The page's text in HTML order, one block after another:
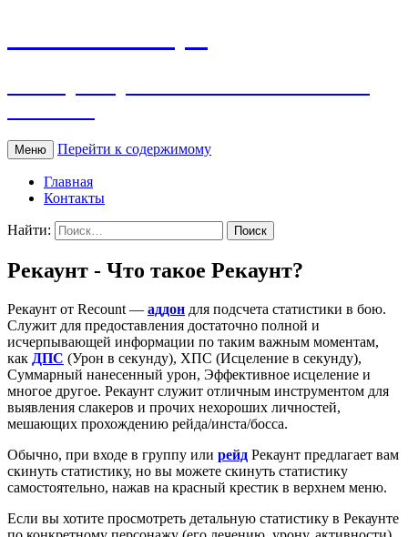
Меню Перейти к содержимому
Главная
Контакты
Найти:
Рекаунт - Что такое Рекаунт?
Рекаунт от Recount — аддон для подсчета статистики в бою.
Служит для предоставления достаточно полной и
исчерпывающей информации по таким важным моментам,
как ДПС (Урон в секунду), ХПС (Исцеление в секунду),
Суммарный нанесенный урон, Эффективное исцеление и
многое другое. Рекаунт служит отличным инструментом для
выявления слакеров и прочих нехороших личностей,
мешающих прохождению рейда/инста/босса.
Обычно, при входе в группу или рейд Рекаунт предлагает вам
скинуть статистику, но вы можете скинуть статистику
самостоятельно, нажав на красный крестик в верхнем меню.
Если вы хотите просмотреть детальную статистику в Рекаунте